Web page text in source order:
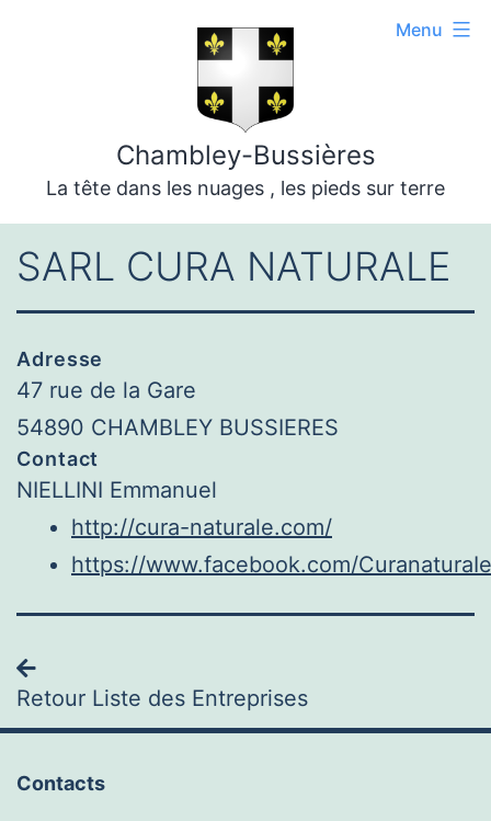
Chambley-Bussières
La tête dans les nuages , les pieds sur terre
Menu
SARL CURA NATURALE
Adresse
47 rue de la Gare
54890 CHAMBLEY BUSSIERES
Contact
NIELLINI Emmanuel
http://cura-naturale.com/
https://www.facebook.com/CuranaturaIe
Navigation
Retour Liste des Entreprises
Contacts